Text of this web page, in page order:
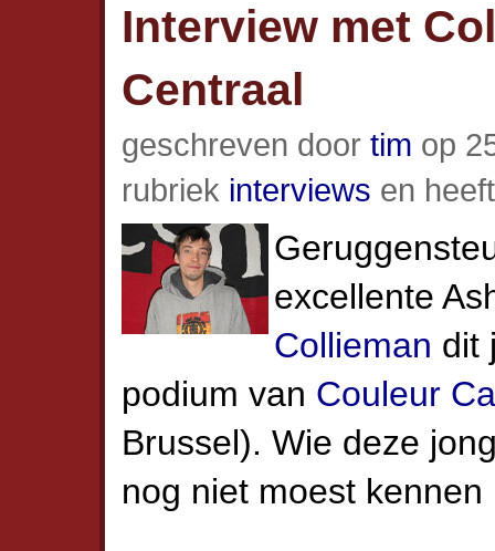
Interview met
Centraal
geschreven door tim op
rubriek interviews en
excellente
Collieman dit
podium van Couleur
Brussel). Wie deze
nog niet moest